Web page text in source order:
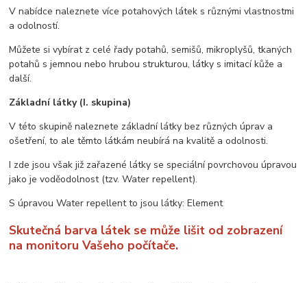
V nabídce naleznete více potahových látek s různými vlastnostmi
a odolností.
Můžete si vybírat z celé řady potahů, semišů, mikroplyšů, tkaných
potahů s jemnou nebo hrubou strukturou, látky s imitací kůže a
další.
Základní látky (I. skupina)
V této skupině naleznete základní látky bez různých úprav a
ošetření, to ale těmto látkám neubírá na kvalitě a odolnosti.
I zde jsou však již zařazené látky se speciální povrchovou úpravou
jako je voděodolnost (tzv. Water repellent).
S úpravou Water repellent to jsou látky: Element
Skutečná barva látek se může lišit od zobrazení
na monitoru Vašeho počítače.